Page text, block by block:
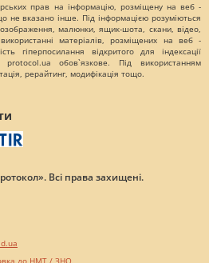
прав на інформацію, розміщену на веб -
не вказано інше. Під інформацією розуміються
малюнки, ящик-шота, скани, відео,
матеріалів, розміщених на веб -
гіперпосилання відкритого для індексації
обов`язкове. Під використанням
рерайтинг, модифікація тощо.
Всі права захищені.
до НМТ / ЗНО